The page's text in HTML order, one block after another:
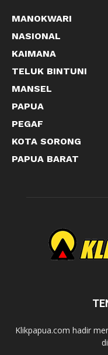
MANOKWARI
NASIONAL
KAIMANA
TELUK BINTUNI
MANSEL
PAPUA
PEGAF
KOTA SORONG
PAPUA BARAT
Klikpapua.com hadir